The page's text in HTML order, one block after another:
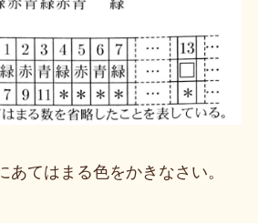
あてはまる色をかきなさい。